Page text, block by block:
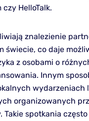
HelloTalk.
znalezienie
świecie, co daje
z osobami o
Innym
wydarzeniach
organizowanych
spotkania często